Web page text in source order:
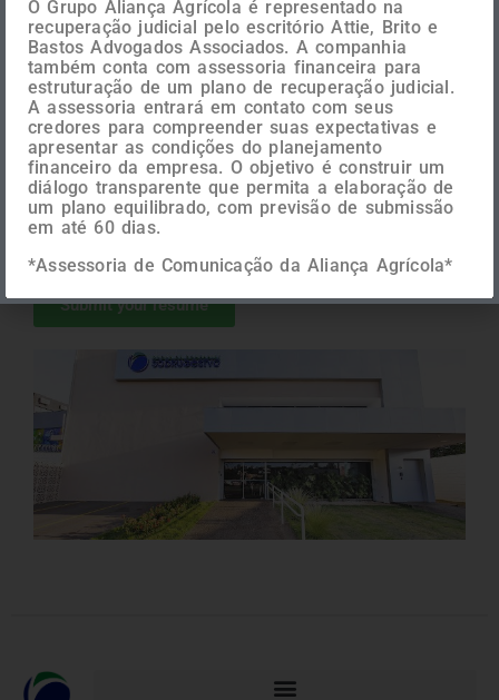
to work even harder to pursue
continuous improvement and multiply
our best practices according to our
philosophy and development pillars.
Be part of our team!
Submit your resume
O Grupo Aliança Agrícola é representado na
recuperação judicial pelo escritório Attie, Brito e
Bastos Advogados Associados. A companhia
também conta com assessoria financeira para
estruturação de um plano de recuperação judicial.
A assessoria entrará em contato com seus
credores para compreender suas expectativas e
apresentar as condições do planejamento
financeiro da empresa. O objetivo é construir um
diálogo transparente que permita a elaboração de
um plano equilibrado, com previsão de submissão
em até 60 dias.
*Assessoria de Comunicação da Aliança Agrícola*